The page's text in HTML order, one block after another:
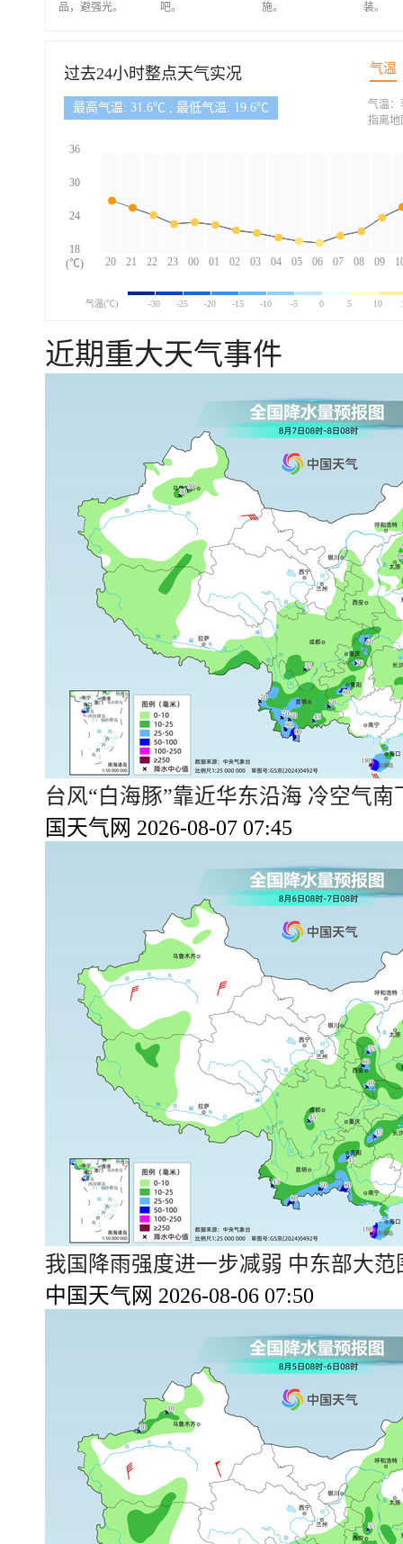
品，避强光。
吧。
施。
装。
过去24小时整点天气实况 气温
最高气温: 31.6℃ , 最低气温: 19.6℃
20 21 22 23 00 01 02 03 04 05 06 07 08 09
36
30
24
18
(℃)
气温：
指离地
气温(℃) -30 -25 -20 -15 -10 -5 0 5 10
近期重大天气事件
台风“白海豚”靠近华东沿海 冷空气
国天气网 2026-08-07 07:45
我国降雨强度进一步减弱 中东部大
中国天气网 2026-08-06 07:50